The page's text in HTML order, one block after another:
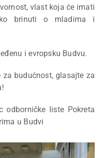
vlast koja će imati
brinuti o mladima i
i evropsku Budvu.
za budućnost, glasajte za
odborničke liste Pokreta
u Budvi